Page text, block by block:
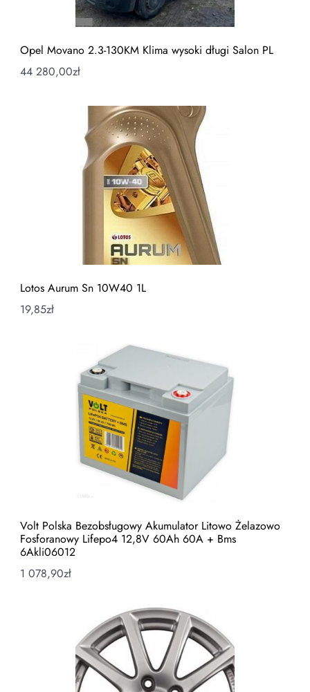
Opel Movano 2.3-130KM Klima wysoki długi Salon PL
44 280,00zł
Lotos Aurum Sn 10W40 1L
19,85zł
Volt Polska Bezobsługowy Akumulator Litowo Żelazowo
Fosforanowy Lifepo4 12,8V 60Ah 60A + Bms
6Akli06012
1 078,90zł